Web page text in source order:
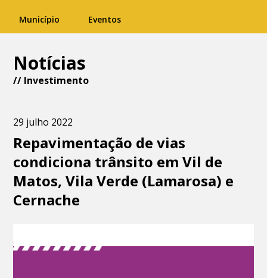
Município Eventos
Notícias
// Investimento
29 julho 2022
Repavimentação de vias
condiciona trânsito em Vil de
Matos, Vila Verde (Lamarosa) e
Cernache